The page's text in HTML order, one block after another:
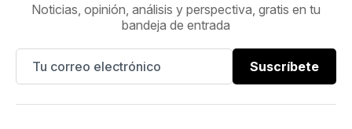
Noticias, opinión, análisis y perspectiva, gratis en tu
bandeja de entrada
Suscríbete